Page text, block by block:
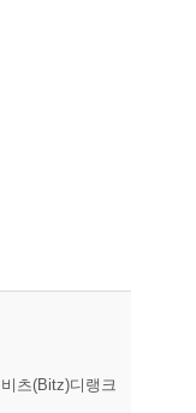
비츠(Bitz)디랭크